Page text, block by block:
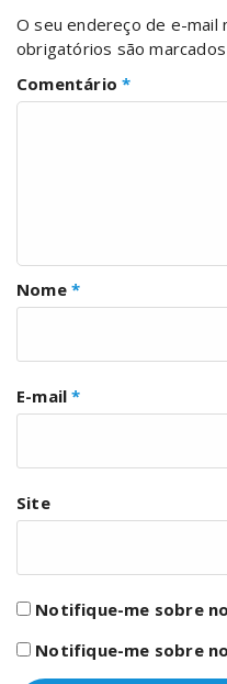
O seu endereço de e-mail
obrigatórios são
Comentário*
Nome *
E-mail*
Site
Notifique-me sobre
Notifique-me sobre